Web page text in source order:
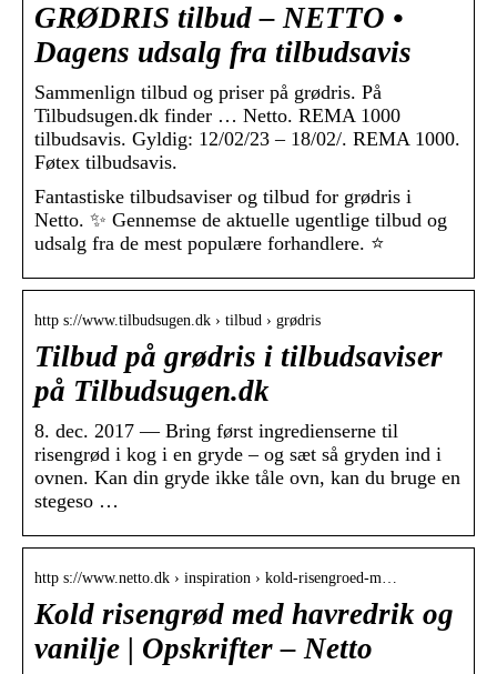
GRØDRIS tilbud – NETTO •
Dagens udsalg fra tilbudsavis
Sammenlign tilbud og priser på grødris. På
Tilbudsugen.dk finder … Netto. REMA 1000
tilbudsavis. Gyldig: 12/02/23 – 18/02/. REMA 1000.
Føtex tilbudsavis.
Fantastiske tilbudsaviser og tilbud for grødris i
Netto. ✨ Gennemse de aktuelle ugentlige tilbud og
udsalg fra de mest populære forhandlere. ⭐
http s://www.tilbudsugen.dk › tilbud › grødris
Tilbud på grødris i tilbudsaviser
på Tilbudsugen.dk
8. dec. 2017 — Bring først ingredienserne til
risengrød i kog i en gryde – og sæt så gryden ind i
ovnen. Kan din gryde ikke tåle ovn, kan du bruge en
stegeso …
http s://www.netto.dk › inspiration › kold-risengroed-m…
Kold risengrød med havredrik og
vanilje | Opskrifter – Netto